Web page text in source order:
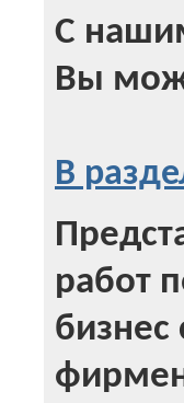
С
Вы
В
работ
бизнес